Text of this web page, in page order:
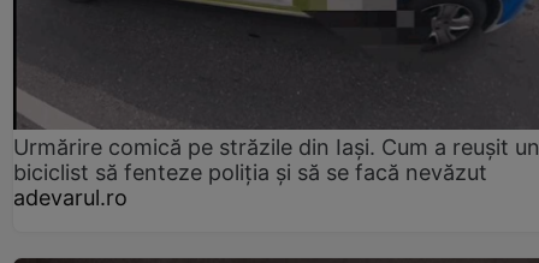
Urmărire comică pe străzile din Iași. Cum a reușit un
biciclist să fenteze poliția și să se facă nevăzut
adevarul.ro